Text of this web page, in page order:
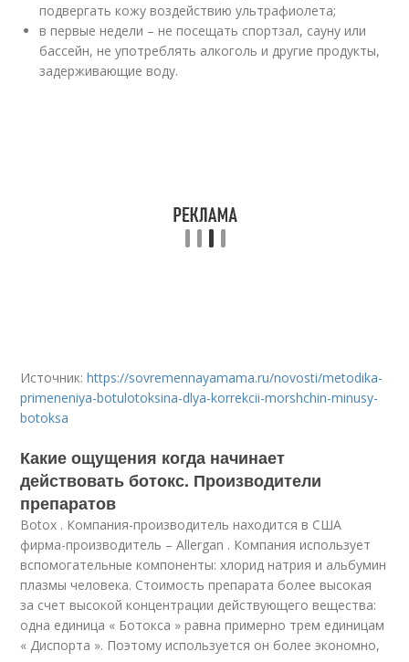
подвергать кожу воздействию ультрафиолета;
в первые недели – не посещать спортзал, сауну или
бассейн, не употреблять алкоголь и другие продукты,
задерживающие воду.
Источник:https://sovremennayamama.ru/novosti/metodika-
primeneniya-botulotoksina-dlya-korrekcii-morshchin-minusy-
botoksa
Какие ощущения когда начинает
действовать ботокс. Производители
препаратов
Botox . Компания-производитель находится в США
фирма-производитель – Allergan . Компания использует
вспомогательные компоненты: хлорид натрия и альбумин
плазмы человека. Стоимость препарата более высокая
за счет высокой концентрации действующего вещества:
одна единица « Ботокса » равна примерно трем единицам
« Диспорта ». Поэтому используется он более экономно,